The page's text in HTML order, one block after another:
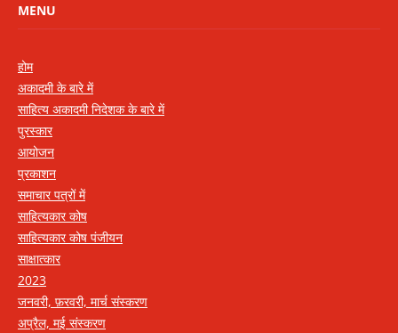
MENU
होम
अकादमी के बारे में
साहित्य अकादमी निदेशक के बारे में
पुरस्कार
आयोजन
प्रकाशन
समाचार पत्रों में
साहित्यकार कोष
साहित्यकार कोष पंजीयन
साक्षात्कार
2023
जनवरी, फ़रवरी, मार्च संस्करण
अप्रैल, मई संस्करण